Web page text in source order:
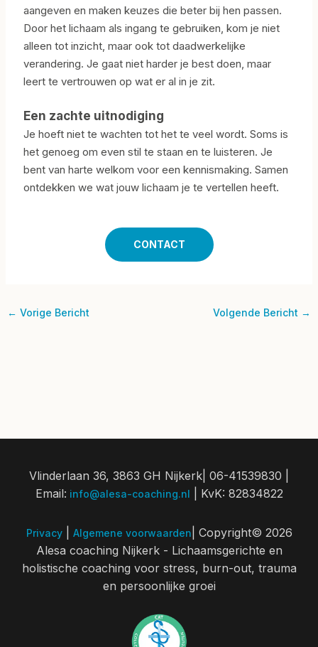
aangeven en maken keuzes die beter bij hen passen.
Door het lichaam als ingang te gebruiken, kom je niet
alleen tot inzicht, maar ook tot daadwerkelijke
verandering. Je gaat niet harder je best doen, maar
leert te vertrouwen op wat er al in je zit.
Een zachte uitnodiging
Je hoeft niet te wachten tot het te veel wordt. Soms is
het genoeg om even stil te staan en te luisteren. Je
bent van harte welkom voor een kennismaking. Samen
ontdekken we wat jouw lichaam je te vertellen heeft.
CONTACT
← Vorige Bericht Volgende Bericht →
Vlinderlaan 36, 3863 GH Nijkerk| 06-41539830 |
Email: info@alesa-coaching.nl | KvK: 82834822
Privacy| Algemene voorwaarden
| Copyright© 2026
Alesa coaching Nijkerk - Lichaamsgerichte en
holistische coaching voor stress, burn-out, trauma
en persoonlijke groei